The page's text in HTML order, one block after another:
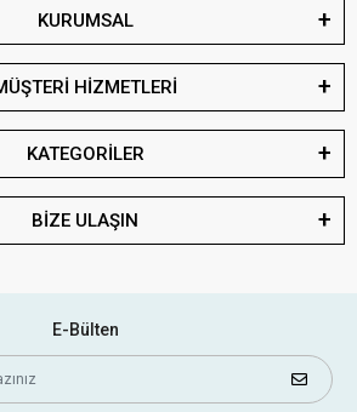
KURUMSAL
HİZMETLERİ
KATEGORİLER
BİZE ULAŞIN
E-Bülten